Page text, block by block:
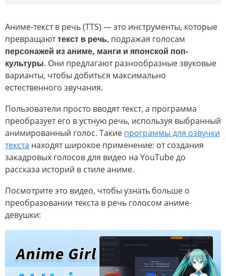
Аниме-текст в речь (TTS) — это инструменты, которые
превращаюттекст в речь, подражая голосам
персонажей из аниме, манги и японской поп-
культуры. Они предлагают разнообразные звуковые
варианты, чтобы добиться максимально
естественного звучания.
Пользователи просто вводят текст, а программа
преобразует его в устную речь, используя выбранный
анимированный голос. Такие программы для озвучки
текста находят широкое применение: от создания
закадровых голосов для видео на YouTube до
рассказа историй в стиле аниме.
Посмотрите это видео, чтобы узнать больше о
преобразовании текста в речь голосом аниме-
девушки: